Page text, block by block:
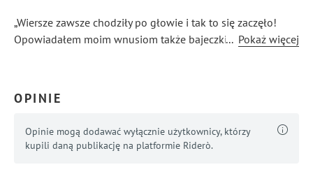
„Wiersze zawsze chodziły po głowie i tak to się zaczęło!
Opowiadałem moim wnusiom także bajeczki i widząc,
... Pokaż więcej
OPINIE
Opinie mogą dodawać wyłącznie użytkownicy, którzy
kupili daną publikację na platformie Riderò.